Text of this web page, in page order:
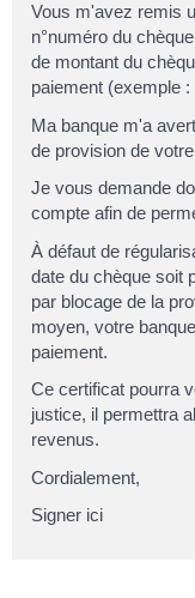
Vous m'avez remis
n°numéro du chèque
de montant du
paiement (exemple :
Ma banque m'a
de provision de
Je vous demande
compte afin de
À défaut de
date du chèque soit
par blocage de la
moyen, votre
paiement.
Ce certificat pourra
justice, il permettra
revenus.
Cordialement,
Signer ici